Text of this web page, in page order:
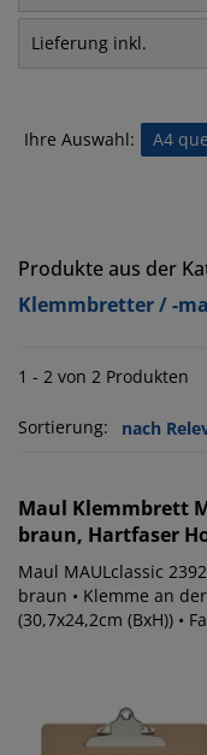
Lieferung inkl.
Ihre Auswahl: A4
Produkte aus der
Klemmbretter / -
1 - 2 von 2 Produkten
Sortierung:
Maul Klemmbrett
braun, Hartfaser
Maul MAULclassic 2392670
braun • Klemme an
(30,7x24,2cm (BxH)) •